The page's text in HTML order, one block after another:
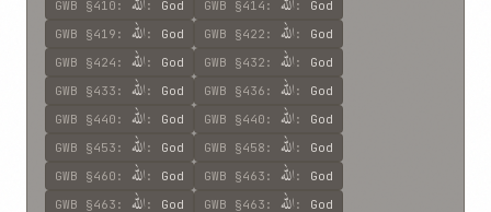
GWB §410 : : God GWB §414 : : God
GWB §419 : الله : God GWB §422 : الله : God
GWB §424 : الله : God GWB §432 : الله : God
GWB §433 : الله : God GWB §436 : الله : God
GWB §440 : الله : God GWB §440 : الله : God
GWB §453 : الله : God GWB §458 : الله : God
GWB §460 : الله : God GWB §463 : الله : God
GWB §463 : الله : God GWB §463 : الله : God